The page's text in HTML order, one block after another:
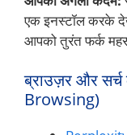
एक इनस्टॉल करके
आपको तुरंत फर्क
ब्राउज़र और
Browsing)